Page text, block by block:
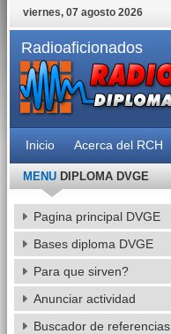
viernes, 07 agosto 2026
Radioaficionados
Inicio Acerca del RCH
MENUDIPLOMA DVGE
Pagina principal DVGE
Bases diploma DVGE
Para que sirven?
Anunciar actividad
Buscador de referencias